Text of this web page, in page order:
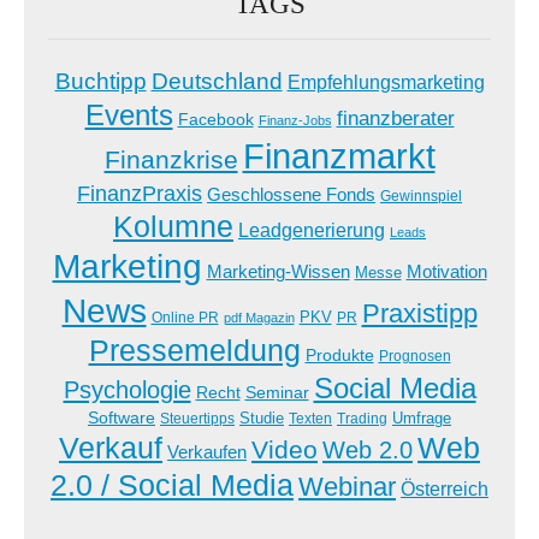
Buchtipp Deutschland Empfehlungsmarketing
Events Facebook Finanz-Jobs finanzberater
Finanzkrise Finanzmarkt
FinanzPraxis Geschlossene Fonds Gewinnspiel
Kolumne Leadgenerierung Leads
Marketing Marketing-Wissen Messe Motivation
News Online PR pdf Magazin PKV PR Praxistipp
Pressemeldung Produkte Prognosen
Psychologie Recht Seminar Social Media
Software Steuertipps Studie Texten Trading Umfrage
Verkauf Verkaufen Video Web 2.0Web
2.0 / Social MediaWebinar Österreich